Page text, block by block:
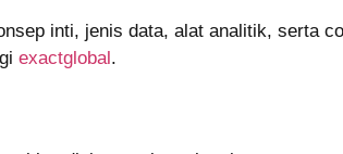
inti, jenis data, alat analitik, serta
exactglobal .